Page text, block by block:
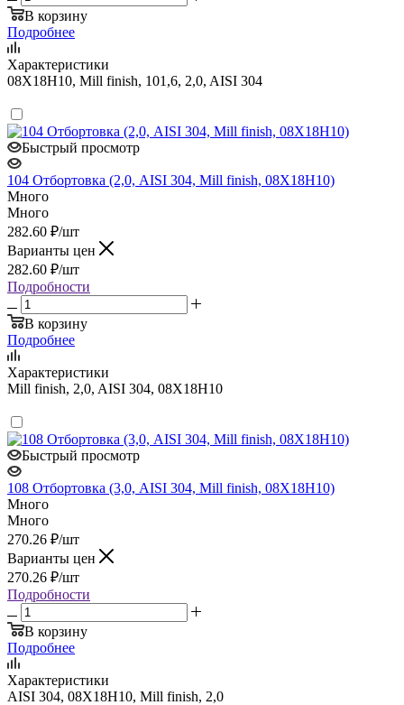
В корзину
Подробнее
Характеристики
08Х18Н10, Mill finish, 101,6, 2,0, AISI 304
Быстрый просмотр
104 Отбортовка (2,0, AISI 304, Mill finish, 08Х18Н10)
Много
Много
282.60 ₽/шт
Варианты цен
282.60 ₽/шт
Подробности
В корзину
Подробнее
Характеристики
Mill finish, 2,0, AISI 304, 08Х18Н10
Быстрый просмотр
108 Отбортовка (3,0, AISI 304, Mill finish, 08Х18Н10)
Много
Много
270.26 ₽/шт
Варианты цен
270.26 ₽/шт
Подробности
В корзину
Подробнее
Характеристики
AISI 304, 08Х18Н10, Mill finish, 2,0